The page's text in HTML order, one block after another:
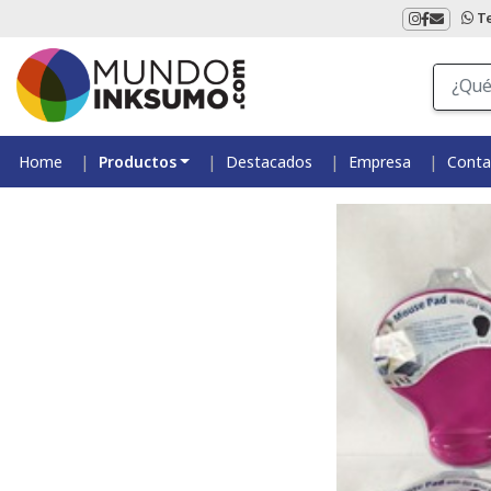
Home Productos Destacados Empresa